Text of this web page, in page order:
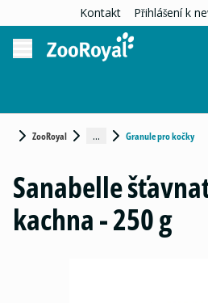
Kontakt Přihlášení k
ZooRoyal ... Granule pro kočky
Sanabelle
kachna - 250 g